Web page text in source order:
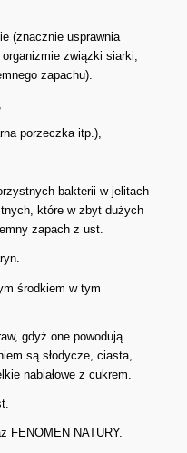
(znacznie usprawnia
związki siarki,
zapachu).
porzeczka itp.),
bakterii w jelitach
które w zbyt dużych
zapach z ust.
środkiem w tym
gdyż one powodują
są słodycze, ciasta,
nabiałowe z cukrem.
FENOMEN NATURY.